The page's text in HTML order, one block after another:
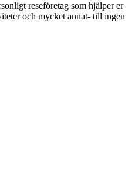
reseföretag som hjälper er
och mycket annat- till ingen